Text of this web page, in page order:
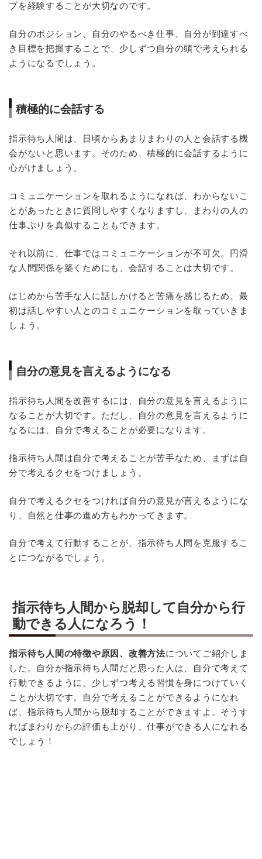
プを経験することが大切なのです。
自分のポジション、自分のやるべき仕事、自分が到達すべ
き目標を把握することで、少しずつ自分の頭で考えられる
ようになるでしょう。
積極的に会話する
指示待ち人間は、日頃からあまりまわりの人と会話する機
会がないと思います。そのため、積極的に会話するように
心がけましょう。
コミュニケーションを取れるようになれば、わからないこ
とがあったときに質問しやすくなりますし、まわりの人の
仕事ぶりを真似することもできます。
それ以前に、仕事ではコミュニケーションが不可欠。円滑
な人間関係を築くためにも、会話することは大切です。
はじめから苦手な人に話しかけると苦痛を感じるため、最
初は話しやすい人とのコミュニケーションを取っていきま
しょう。
自分の意見を言えるようになる
指示待ち人間を改善するには、自分の意見を言えるように
なることが大切です。ただし、自分の意見を言えるように
なるには、自分で考えることが必要になります。
指示待ち人間は自分で考えることが苦手なため、まずは自
分で考えるクセをつけましょう。
自分で考えるクセをつければ自分の意見が言えるようにな
り、自然と仕事の進め方もわかってきます。
自分で考えて行動することが、指示待ち人間を克服するこ
とにつながるでしょう。
指示待ち人間から脱却して自分から行
動できる人になろう！
指示待ち人間の特徴や原因、改善方法についてご紹介しま
した。自分が指示待ち人間だと思った人は、自分で考えて
行動できるように、少しずつ考える習慣を身につけていく
ことが大切です。自分で考えることができるようになれ
ば、指示待ち人間から脱却することができますよ。そうす
ればまわりからの評価も上がり、仕事ができる人になれる
でしょう！